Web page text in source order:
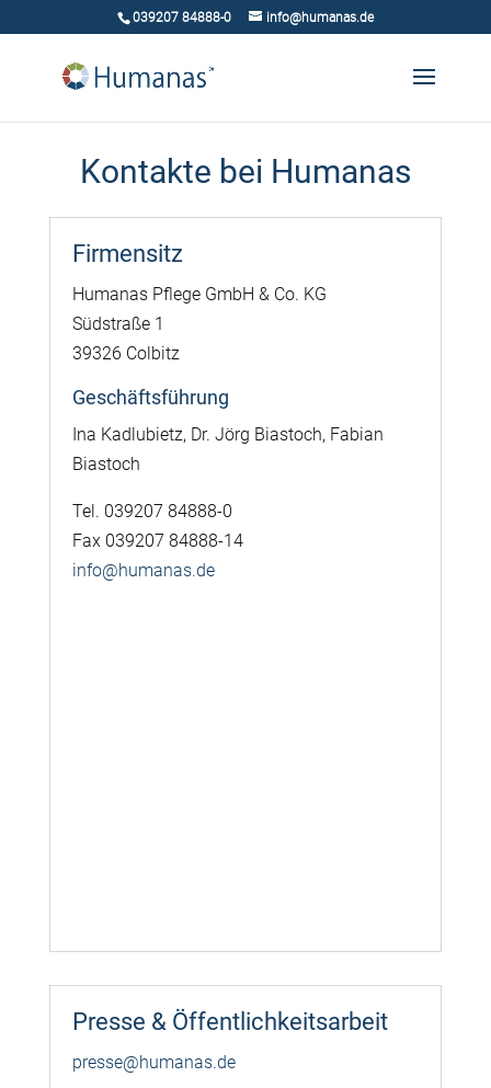
039207 84888-0 info@humanas.de
Kontakte bei Humanas
Firmensitz
Humanas Pflege GmbH & Co. KG
Südstraße 1
39326 Colbitz
Geschäftsführung
Ina Kadlubietz, Dr. Jörg Biastoch, Fabian
Biastoch
Tel. 039207 84888-0
Fax 039207 84888-14
info@humanas.de
Presse & Öffentlichkeitsarbeit
presse@humanas.de